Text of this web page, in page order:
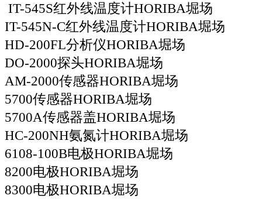
IT-545S红外线温度计HORIBA堀场
IT-545N-C红外线温度计HORIBA堀场
HD-200FL分析仪HORIBA堀场
DO-2000探头HORIBA堀场
AM-2000传感器HORIBA堀场
5700传感器HORIBA堀场
5700A传感器盖HORIBA堀场
HC-200NH氨氮计HORIBA堀场
6108-100B电极HORIBA堀场
8200电极HORIBA堀场
8300电极HORIBA堀场